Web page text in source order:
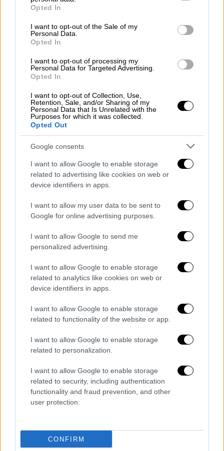
grant or deny consent to Google and its third-party tags to
use your data for below specified purposes in below Google
consent section.
Opted In
I want to opt-out of the Sale of my
Personal Data.
Opted In
I want to opt-out of processing my
Personal Data for Targeted Advertising.
Opted In
I want to opt-out of Collection, Use,
Retention, Sale, and/or Sharing of my
Personal Data that Is Unrelated with the
Purposes for which it was collected.
Opted Out
Google consents
I want to allow Google to enable storage
related to advertising like cookies on web or
device identifiers in apps.
I want to allow my user data to be sent to
Google for online advertising purposes.
I want to allow Google to send me
personalized advertising.
I want to allow Google to enable storage
related to analytics like cookies on web or
device identifiers in apps.
I want to allow Google to enable storage
related to functionality of the website or app.
I want to allow Google to enable storage
related to personalization.
I want to allow Google to enable storage
related to security, including authentication
functionality and fraud prevention, and other
user protection.
CONFIRM
Σαν Σήμερα|28.09.2025 00:00
Η Αίγυπτος θρηνεί – Ο θάνατος του
Νάσερ θα βγάλει στους δρόμους πέντε
εκατομμύρια ανθρώπους
Ο Νάσερ παραμένει ακόμα η ηγετική μορφή
στη συνείδηση του αραβικού κόσμου.
Κόσμος|07.09.2025 10:59
Άρθρο BBC για τις εξελίξεις στο Όρος
Σινά: Ένα από τα πιο ιερά μέρη του
κόσμου μετατρέπεται σε πολυτελές
Αναφορά στο Ορος Σινά και τις τελευταίες
τίτλο «Ένα από τα πιο ιερά μέρη του κόσμου
μετατρέπεται σε ένα πολυτελές resort